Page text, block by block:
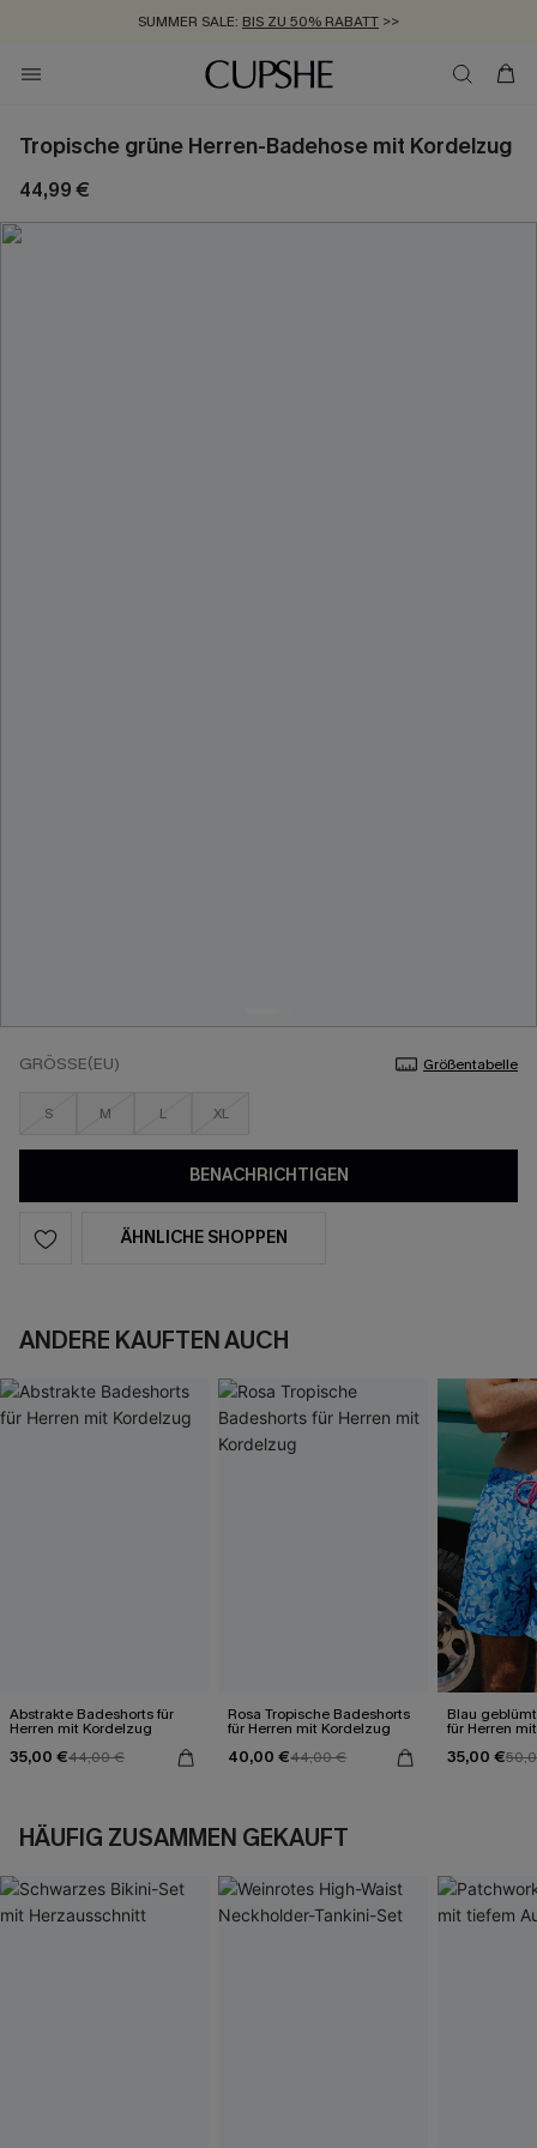
SUMMER SALE: BIS ZU 50% RABATT >>
ZUM NEWSLETTER:BIS ZU -20% EXTRA ERHALTEN
KOSTENLOSER VERSAND AB 89 €
Tropische grüne Herren-Badehose mit Kordelzug
44,99 €
GRÖSSE(EU) Größentabelle
S M L XL
BENACHRICHTIGEN
ÄHNLICHE SHOPPEN
ANDERE KAUFTEN AUCH
Abstrakte Badeshorts für
Herren mit Kordelzug
35,00 €44,00 €
Rosa Tropische Badeshorts
für Herren mit Kordelzug
40,00 €44,00 €
Blau
für Herren
35,00 €
HÄUFIG ZUSAMMEN GEKAUFT